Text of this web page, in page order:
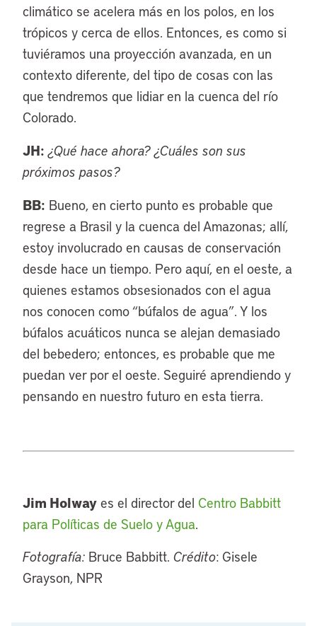
climático se acelera más en los polos, en los
trópicos y cerca de ellos. Entonces, es como si
tuviéramos una proyección avanzada, en un
contexto diferente, del tipo de cosas con las
que tendremos que lidiar en la cuenca del río
Colorado.
JH: ¿Qué hace ahora? ¿Cuáles son sus
próximos pasos?
BB: Bueno, en cierto punto es probable que
regrese a Brasil y la cuenca del Amazonas; allí,
estoy involucrado en causas de conservación
desde hace un tiempo. Pero aquí, en el oeste, a
quienes estamos obsesionados con el agua
nos conocen como “búfalos de agua”. Y los
búfalos acuáticos nunca se alejan demasiado
del bebedero; entonces, es probable que me
puedan ver por el oeste. Seguiré aprendiendo y
pensando en nuestro futuro en esta tierra.
Jim Holway es el director del Centro Babbitt
para Políticas de Suelo y Agua.
Fotografía: Bruce Babbitt. Crédito: Gisele
Grayson, NPR